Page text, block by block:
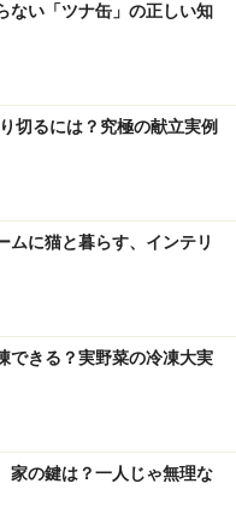
ない「ツナ缶」の正しい知
切るには？究極の献立実例
ムに猫と暮らす、インテリ
できる？実野菜の冷凍大実
家の鍵は？一人じゃ無理な